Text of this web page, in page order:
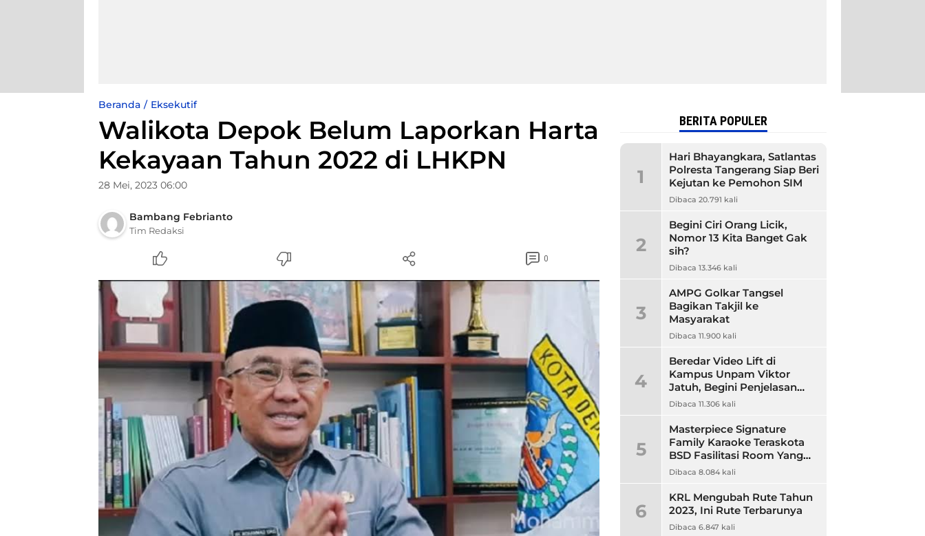
Beranda Eksekutif
Walikota Depok Belum Laporkan Harta
Kekayaan Tahun 2022 di LHKPN
28 Mei, 2023 06:00
Bambang Febrianto
Tim Redaksi
0
BERITA POPULER
1
Hari Bhayangkara, Satlantas
Polresta Tangerang Siap Beri
Kejutan ke Pemohon SIM
Dibaca 20.791 kali
2
Begini Ciri Orang Licik,
Nomor 13 Kita Banget Gak
sih?
Dibaca 13.346 kali
3
AMPG Golkar Tangsel
Bagikan Takjil ke
Masyarakat
Dibaca 11.900 kali
4
Beredar Video Lift di
Kampus Unpam Viktor
Jatuh, Begini Penjelasan
Rektor Unpam
Dibaca 11.306 kali
5
Masterpiece Signature
Family Karaoke Teraskota
BSD Fasilitasi Room Yang
Nyaman dan Harga
Dibaca 8.084 kali
6
KRL Mengubah Rute Tahun
2023, Ini Rute Terbarunya
Dibaca 6.847 kali